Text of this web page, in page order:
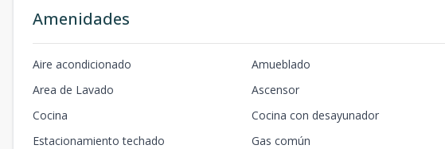
Amenidades
Aire acondicionado Amueblado
Area de Lavado
Ascensor
Cocina
Cocina con desayunador
Estacionamiento techado
Gas común